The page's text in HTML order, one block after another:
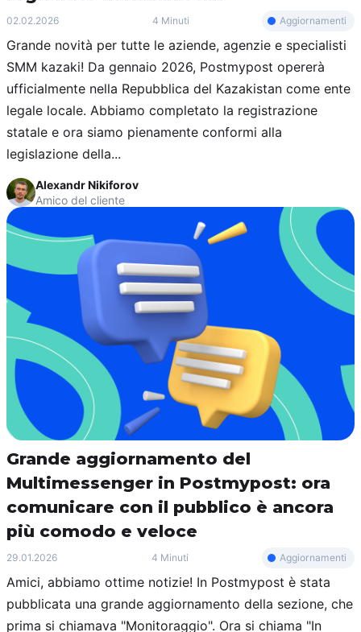
02.02.2026 4 Minuti Aggiornamenti
Grande novità per tutte le aziende, agenzie e specialisti
SMM kazaki! Da gennaio 2026, Postmypost opererà
ufficialmente nella Repubblica del Kazakistan come ente
legale locale. Abbiamo completato la registrazione
statale e ora siamo pienamente conformi alla
legislazione della...
Alexandr Nikiforov
Amico del cliente
Grande aggiornamento del
Multimessenger in Postmypost: ora
comunicare con il pubblico è ancora
più comodo e veloce
29.01.2026 4 Minuti Aggiornamenti
Amici, abbiamo ottime notizie! In Postmypost è stata
pubblicata una grande aggiornamento della sezione, che
prima si chiamava "Monitoraggio". Ora si chiama "In